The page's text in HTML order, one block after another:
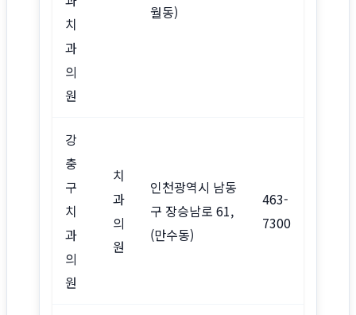
치
과
의
원
월동)
강
충
구
치
과
의
원
치
과
의
원
인천광역시 남동
구 장승남로 61,
(만수동)
463-
7300